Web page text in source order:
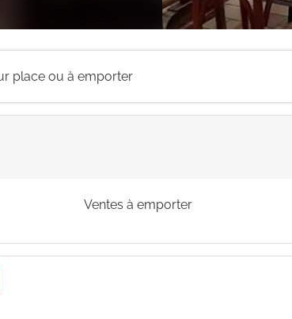
place ou à emporter
Ventes à emporter